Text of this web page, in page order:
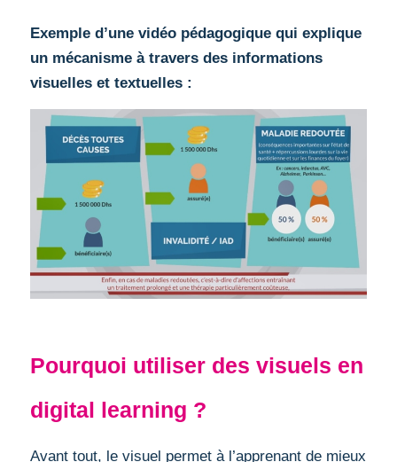
Exemple d’une vidéo pédagogique qui explique
un mécanisme à travers des informations
visuelles et textuelles :
Pourquoi utiliser des visuels en
digital learning ?
Avant tout, le visuel permet à l’apprenant de mieux